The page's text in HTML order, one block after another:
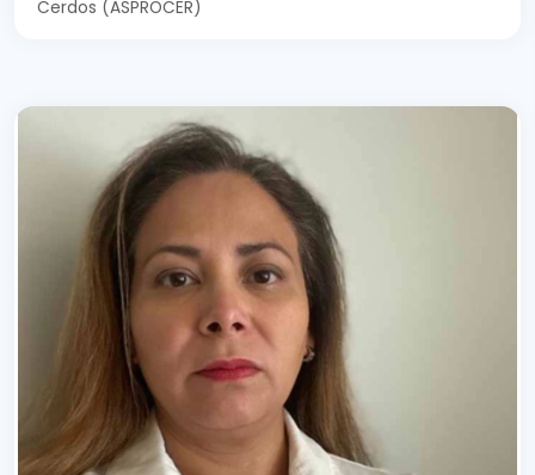
Cerdos (ASPROCER)